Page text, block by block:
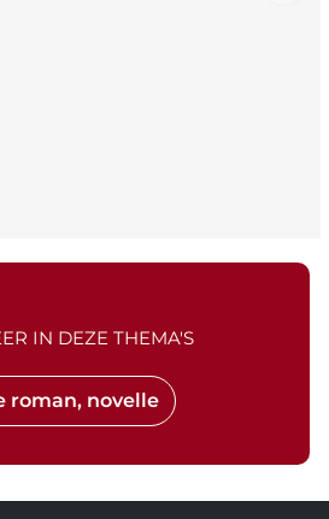
roman, novelle
IN DEZE THEMA'S